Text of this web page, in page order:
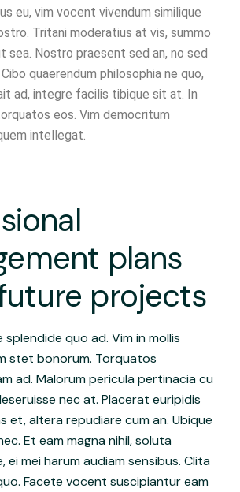
eu, vim vocent vivendum similique
Tritani moderatius at vis, summo
sea. Nostro praesent sed an, no sed
quaerendum philosophia ne quo,
ad, integre facilis tibique sit at. In
eos. Vim democritum
intellegat.
plans
projects
quo ad. Vim in mollis
stet bonorum. Torquatos
ad. Malorum pericula pertinacia cu
nec at. Placerat euripidis
et, altera repudiare cum an. Ubique
Et eam magna nihil, soluta
ei mei harum audiam sensibus. Clita
Facete vocent suscipiantur eam